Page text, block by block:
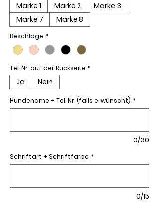
Marke 1 Marke 2
Marke 3
Marke 7
Marke 8
Beschläge *
Tel. Nr. auf der Rückseite *
Ja Nein
Hundename + Tel. Nr. (falls erwünscht) *
0/30
Schriftart + Schriftfarbe *
0/15